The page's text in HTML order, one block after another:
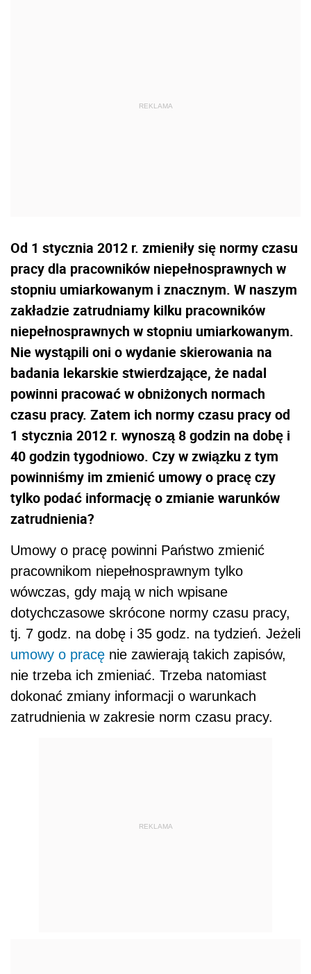
Od 1 stycznia 2012 r. zmieniły się normy czasu
pracy dla pracowników niepełnosprawnych w
stopniu umiarkowanym i znacznym. W naszym
zakładzie zatrudniamy kilku pracowników
niepełnosprawnych w stopniu umiarkowanym.
Nie wystąpili oni o wydanie skierowania na
badania lekarskie stwierdzające, że nadal
powinni pracować w obniżonych normach
czasu pracy. Zatem ich normy czasu pracy od
1 stycznia 2012 r. wynoszą 8 godzin na dobę i
40 godzin tygodniowo. Czy w związku z tym
powinniśmy im zmienić umowy o pracę czy
tylko podać informację o zmianie warunków
zatrudnienia?
Umowy o pracę powinni Państwo zmienić
pracownikom niepełnosprawnym tylko
wówczas, gdy mają w nich wpisane
dotychczasowe skrócone normy czasu pracy,
tj. 7 godz. na dobę i 35 godz. na tydzień. Jeżeli
umowy o pracę nie zawierają takich zapisów,
nie trzeba ich zmieniać. Trzeba natomiast
dokonać zmiany informacji o warunkach
zatrudnienia w zakresie norm czasu pracy.
REKLAMA